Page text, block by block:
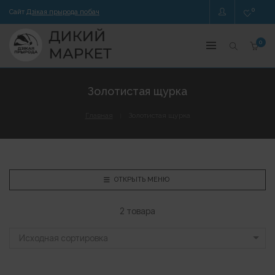
Сайт Дзікая прырода побач 0
0
Золотистая щурка
ОТКРЫТЬ МЕНЮ
2 товара
Исходная сортировка